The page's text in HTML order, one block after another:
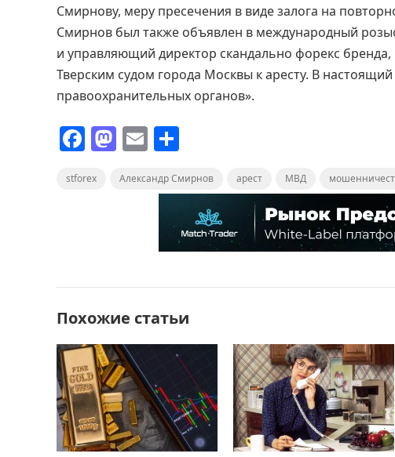
Смирнову, меру пресечения в виде залога на
Смирнов был также объявлен в международный
и управляющий директор скандально форекс
Тверским судом города Москвы к аресту. В
правоохранительных органов».
F
c
k
M
st
E
ai п
а
т
ь
stforex Александр Смирнов арест МВД
Похожие статьи